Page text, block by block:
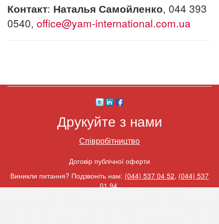
Контакт: Наталья Самойленко, 044 393
0540, office@yam-international.com.ua
Друкуйте з нами
Співробітництво
Договір публічної оферти
Виникли питання? Подзвоніть нам: (044) 537 04 52, (044) 537
01 94.